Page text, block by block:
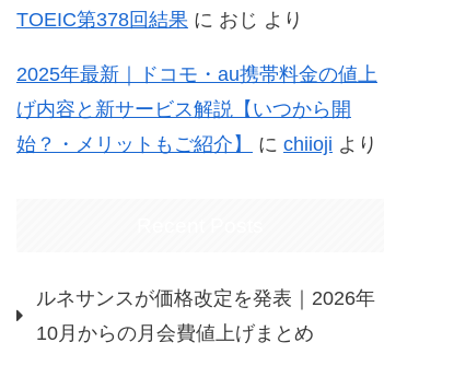
TOEIC第378回結果 に おじ より
2025年最新｜ドコモ・au携帯料金の値上
げ内容と新サービス解説【いつから開
始？・メリットもご紹介】
に chiioji より
ルネサンスが価格改定を発表｜2026年
10月からの月会費値上げまとめ